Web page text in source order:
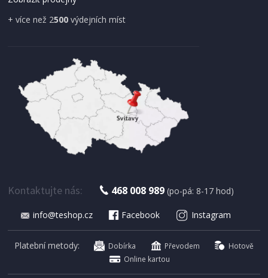
+ více než 2500 výdejních míst
Kontaktujte nás: 468 008 989 (po-pá: 8-17 hod)
info@teshop.cz Facebook Instagram
Platební metody: Dobírka Převodem
Hotově
Online kartou